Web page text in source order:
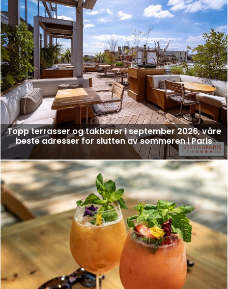
Topp terrasser og takbarer i september 2026, våre
beste adresser for slutten av sommeren i Paris